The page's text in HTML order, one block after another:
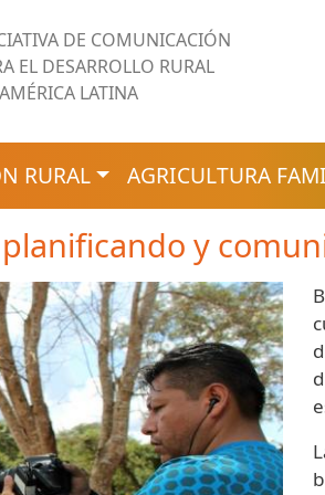
DE COMUNICACIÓN
EL DESARROLLO RURAL
LATINA
RURAL AGRICULTURA
y